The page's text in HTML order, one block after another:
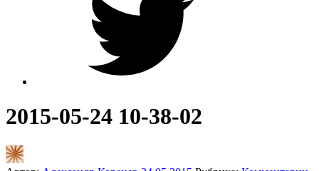
2015-05-24 10-38-02